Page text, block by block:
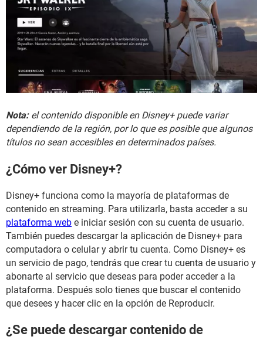
Nota:el contenido disponible en Disney+ puede variar
dependiendo de la región, por lo que es posible que algunos
títulos no sean accesibles en determinados países.
¿Cómo ver Disney+?
Disney+ funciona como la mayoría de plataformas de
contenido en streaming. Para utilizarla, basta acceder a su
plataforma web e iniciar sesión con su cuenta de usuario.
También puedes descargar la aplicación de Disney+ para
computadora o celular y abrir tu cuenta. Como Disney+ es
un servicio de pago, tendrás que crear tu cuenta de usuario y
abonarte al servicio que deseas para poder acceder a la
plataforma. Después solo tienes que buscar el contenido
que desees y hacer clic en la opción de Reproducir.
¿Se puede descargar contenido de